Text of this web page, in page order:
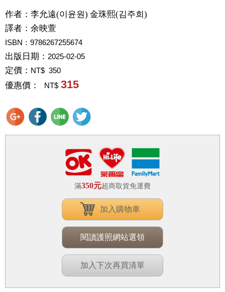
作者： 李允遠(이윤원) 金珠熙(김주희)
譯者： 余映萱
ISBN：9786267255674
出版日期： 2025-02-05
定價： NT$ 350
優惠價： NT$ 315
滿350元超商取貨免運費
加入購物車
閱讀護照網站選領
加入下次再買清單